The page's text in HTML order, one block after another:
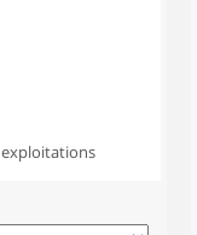
exploitations